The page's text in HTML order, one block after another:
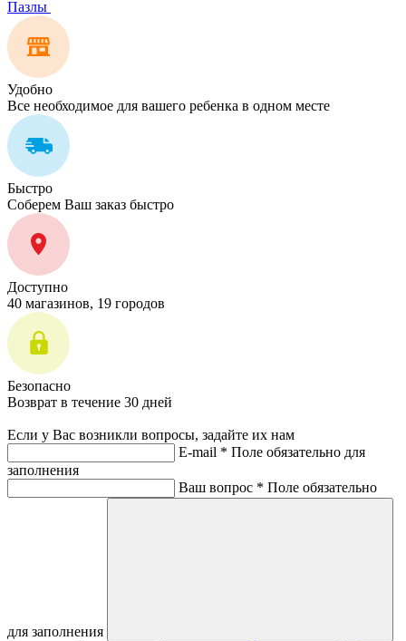
Пазлы
Удобно
Все необходимое для вашего ребенка в одном месте
Быстро
Соберем Ваш заказ быстро
Доступно
40 магазинов, 19 городов
Безопасно
Возврат в течение 30 дней
Если у Вас возникли вопросы, задайте их нам
E-mail * Поле обязательно для
заполнения
Ваш вопрос * Поле обязательно
для заполнения